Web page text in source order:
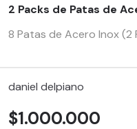
2 Packs de Patas de
8 Patas de Acero Inox (2
daniel delpiano
$1.000.000